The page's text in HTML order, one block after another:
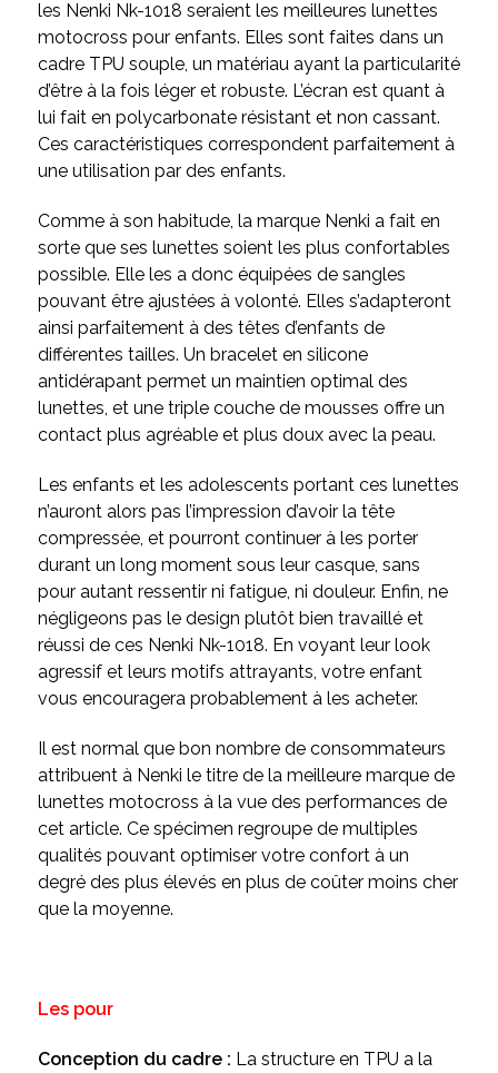
les Nenki Nk-1018 seraient les meilleures lunettes
motocross pour enfants. Elles sont faites dans un
cadre TPU souple, un matériau ayant la particularité
d’être à la fois léger et robuste. L’écran est quant à
lui fait en polycarbonate résistant et non cassant.
Ces caractéristiques correspondent parfaitement à
une utilisation par des enfants.
Comme à son habitude, la marque Nenki a fait en
sorte que ses lunettes soient les plus confortables
possible. Elle les a donc équipées de sangles
pouvant être ajustées à volonté. Elles s’adapteront
ainsi parfaitement à des têtes d’enfants de
différentes tailles. Un bracelet en silicone
antidérapant permet un maintien optimal des
lunettes, et une triple couche de mousses offre un
contact plus agréable et plus doux avec la peau.
Les enfants et les adolescents portant ces lunettes
n’auront alors pas l’impression d’avoir la tête
compressée, et pourront continuer à les porter
durant un long moment sous leur casque, sans
pour autant ressentir ni fatigue, ni douleur. Enfin, ne
négligeons pas le design plutôt bien travaillé et
réussi de ces Nenki Nk-1018. En voyant leur look
agressif et leurs motifs attrayants, votre enfant
vous encouragera probablement à les acheter.
Il est normal que bon nombre de consommateurs
attribuent à Nenki le titre de la meilleure marque de
lunettes motocross à la vue des performances de
cet article. Ce spécimen regroupe de multiples
qualités pouvant optimiser votre confort à un
degré des plus élevés en plus de coûter moins cher
que la moyenne.
Les pour
Conception du cadre : La structure en TPU a la